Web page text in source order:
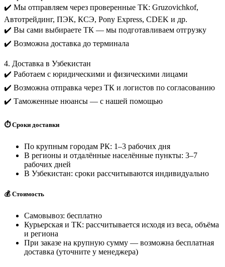
✔️ Мы отправляем через проверенные ТК: Gruzovichkof,
Автотрейдинг, ПЭК, КСЭ, Pony Express, CDEK и др.
✔️ Вы сами выбираете ТК — мы подготавливаем отгрузку
✔️ Возможна доставка до терминала
4. Доставка в Узбекистан
✔️ Работаем с юридическими и физическими лицами
✔️ Возможна отправка через ТК и логистов по согласованию
✔️ Таможенные нюансы — с нашей помощью
⏱️ Сроки доставки
По крупным городам РК: 1–3 рабочих дня
В регионы и отдалённые населённые пункты: 3–7
рабочих дней
В Узбекистан: сроки рассчитываются индивидуально
💰 Стоимость
Самовывоз: бесплатно
Курьерская и ТК: рассчитывается исходя из веса, объёма
и региона
При заказе на крупную сумму — возможна бесплатная
доставка (уточните у менеджера)